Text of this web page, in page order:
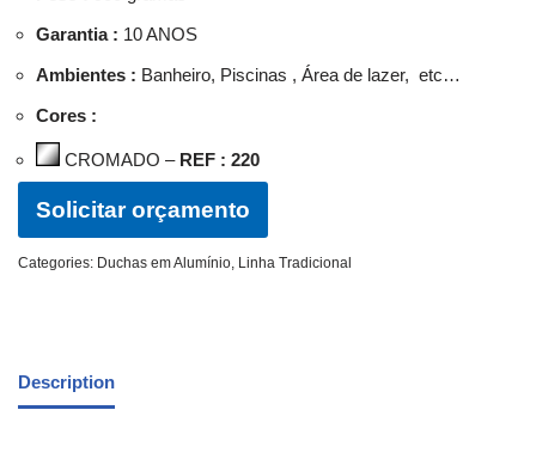
Garantia : 10 ANOS
Ambientes : Banheiro, Piscinas , Área de lazer, etc…
Cores :
CROMADO –REF : 220
Solicitar orçamento
Categories: Duchas em Alumínio, Linha Tradicional
Description